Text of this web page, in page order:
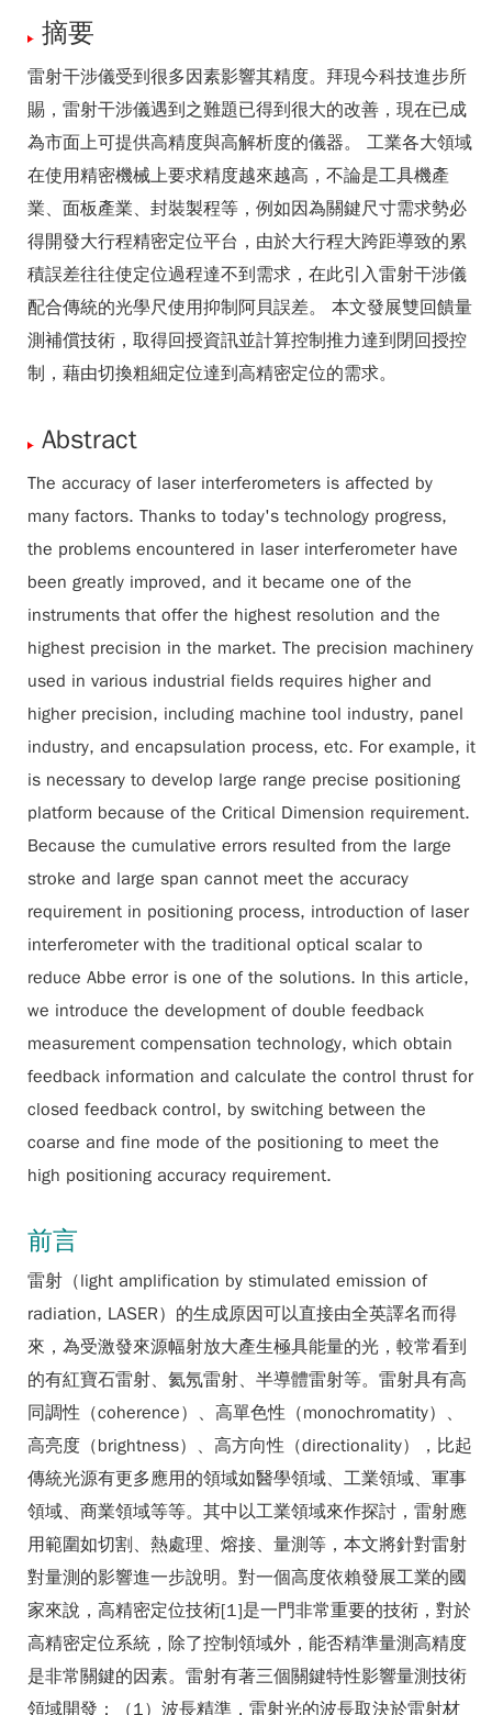
摘要
雷射干涉儀受到很多因素影響其精度。拜現今科技進步所
賜，雷射干涉儀遇到之難題已得到很大的改善，現在已成
為市面上可提供高精度與高解析度的儀器。 工業各大領域
在使用精密機械上要求精度越來越高，不論是工具機產
業、面板產業、封裝製程等，例如因為關鍵尺寸需求勢必
得開發大行程精密定位平台，由於大行程大跨距導致的累
積誤差往往使定位過程達不到需求，在此引入雷射干涉儀
配合傳統的光學尺使用抑制阿貝誤差。 本文發展雙回饋量
測補償技術，取得回授資訊並計算控制推力達到閉回授控
制，藉由切換粗細定位達到高精密定位的需求。
Abstract
The accuracy of laser interferometers is affected by
many factors. Thanks to today's technology progress,
the problems encountered in laser interferometer have
been greatly improved, and it became one of the
instruments that offer the highest resolution and the
highest precision in the market. The precision machinery
used in various industrial fields requires higher and
higher precision, including machine tool industry, panel
industry, and encapsulation process, etc. For example, it
is necessary to develop large range precise positioning
platform because of the Critical Dimension requirement.
Because the cumulative errors resulted from the large
stroke and large span cannot meet the accuracy
requirement in positioning process, introduction of laser
interferometer with the traditional optical scalar to
reduce Abbe error is one of the solutions. In this article,
we introduce the development of double feedback
measurement compensation technology, which obtain
feedback information and calculate the control thrust for
closed feedback control, by switching between the
coarse and fine mode of the positioning to meet the
high positioning accuracy requirement.
前言
雷射（light amplification by stimulated emission of
radiation, LASER）的生成原因可以直接由全英譯名而得
來，為受激發來源幅射放大產生極具能量的光，較常看到
的有紅寶石雷射、氦氖雷射、半導體雷射等。雷射具有高
同調性（coherence）、高單色性（monochromatity）、
高亮度（brightness）、高方向性（directionality），比起
傳統光源有更多應用的領域如醫學領域、工業領域、軍事
領域、商業領域等等。其中以工業領域來作探討，雷射應
用範圍如切割、熱處理、熔接、量測等，本文將針對雷射
對量測的影響進一步說明。對一個高度依賴發展工業的國
家來說，高精密定位技術[1]是一門非常重要的技術，對於
高精密定位系統，除了控制領域外，能否精準量測高精度
是非常關鍵的因素。雷射有著三個關鍵特性影響量測技術
領域開發：（1）波長精準，雷射光的波長取決於雷射材